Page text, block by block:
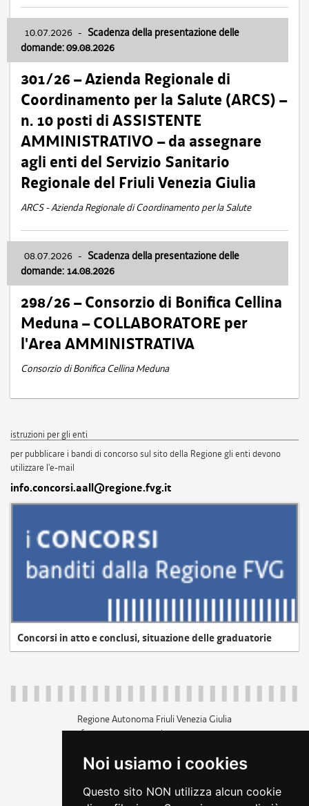
Noi usiamo i cookies
Questo sito NON utilizza alcun cookie
10.07.2026 - Scadenza della presentazione delle
domande: 09.08.2026
301/26 – Azienda Regionale di
Coordinamento per la Salute (ARCS) –
n. 10 posti di ASSISTENTE
AMMINISTRATIVO – da assegnare
agli enti del Servizio Sanitario
Regionale del Friuli Venezia Giulia
ARCS - Azienda Regionale di Coordinamento per la Salute
08.07.2026 - Scadenza della presentazione delle
domande: 14.08.2026
298/26 – Consorzio di Bonifica Cellina
Meduna – COLLABORATORE per
l'Area AMMINISTRATIVA
Consorzio di Bonifica Cellina Meduna
istruzioni per gli enti
per pubblicare i bandi di concorso sul sito della Regione gli enti devono
utilizzare l'e-mail
info.concorsi.aall@regione.fvg.it
Concorsi in atto e conclusi, situazione delle graduatorie
Regione Autonoma Friuli Venezia Giulia
c.f. 80014930327; p.iva 00526040324
+39 040 3771111